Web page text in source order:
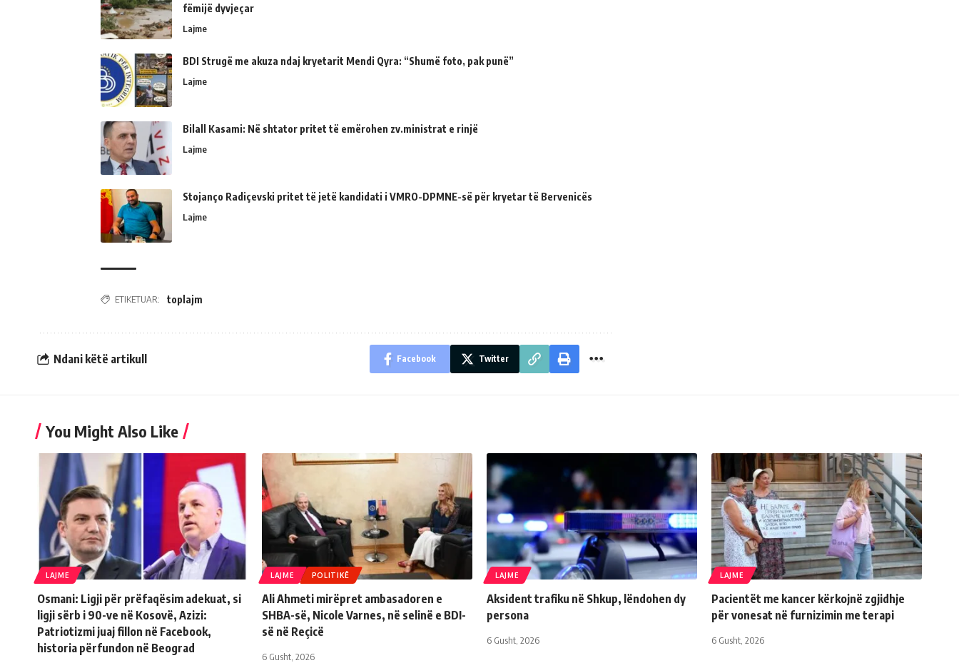
fëmijë dyvjeçar
Lajme
BDI Strugë me akuza ndaj kryetarit Mendi Qyra: “Shumë foto, pak punë”
Lajme
Bilall Kasami: Në shtator pritet të emërohen zv.ministrat e rinjë
Lajme
Stojanço Radiçevski pritet të jetë kandidati i VMRO-DPMNE-së për kryetar të Bervenicës
Lajme
ETIKETUAR: toplajm
Ndani këtë artikull Facebook Twitter
You Might Also Like
LAJME
Osmani: Ligji për prëfaqësim adekuat, si
ligji sërb i 90-ve në Kosovë, Azizi:
Patriotizmi juaj fillon në Facebook,
historia përfundon në Beograd
LAJME POLITIKË
Ali Ahmeti mirëpret ambasadoren e
SHBA-së, Nicole Varnes, në selinë e BDI-
së në Reçicë
6 Gusht, 2026
LAJME
Aksident trafiku në Shkup, lëndohen dy
persona
6 Gusht, 2026
LAJME
Pacientët me kancer kërkojnë zgjidhje
për vonesat në furnizimin me terapi
6 Gusht, 2026